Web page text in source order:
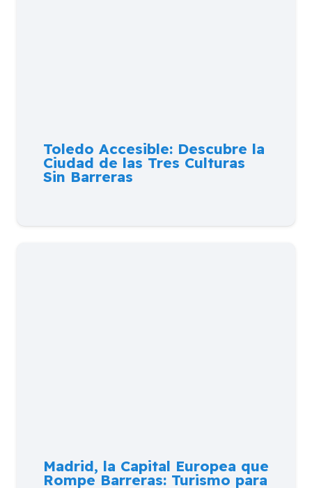
Toledo Accesible: Descubre la
Ciudad de las Tres Culturas
Sin Barreras
Madrid, la Capital Europea que
Rompe Barreras: Turismo para